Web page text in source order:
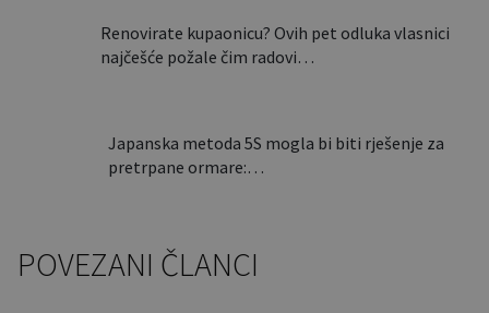
Renovirate kupaonicu? Ovih pet odluka vlasnici
najčešće požale čim radovi…
Japanska metoda 5S mogla bi biti rješenje za
pretrpane ormare:…
POVEZANI ČLANCI